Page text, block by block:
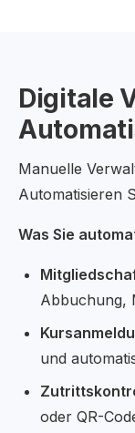
Digitale
Manuelle
Automatisieren
Was Sie
Abbuchung,
und
oder QR-